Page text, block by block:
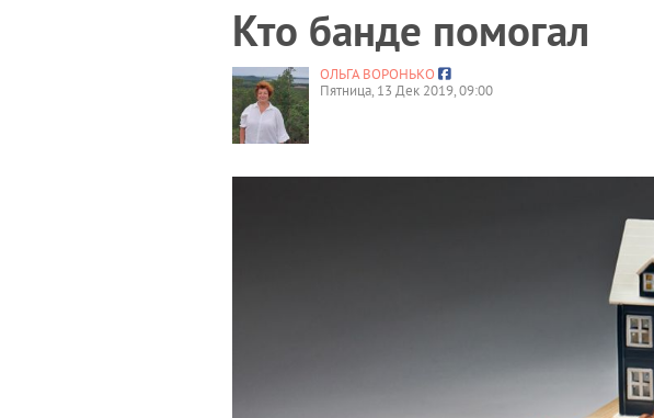
Кто банде помогал
ОЛЬГА ВОРОНЬКО
Пятница, 13 Дек 2019, 09:00